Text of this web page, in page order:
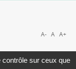
A- A A+
sur ceux que